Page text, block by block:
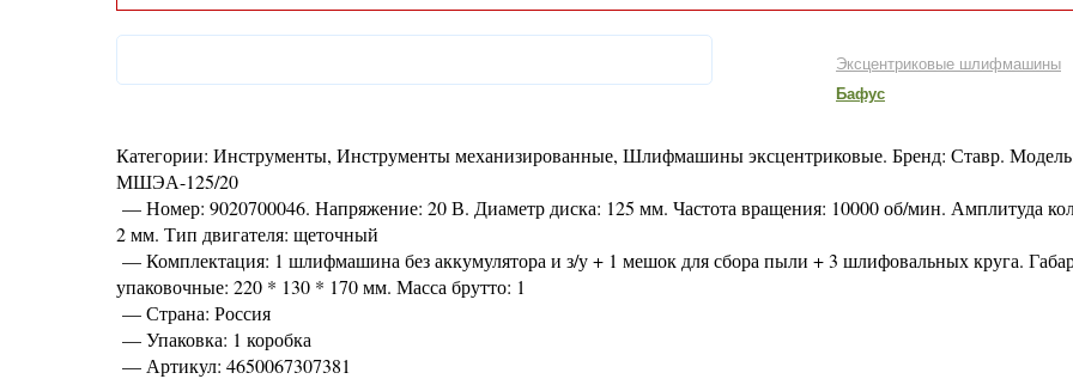
Эксцентриковые шлифмашины
Бафус
Категории: Инструменты, Инструменты механизированные, Шлифмашины эксцентриковые. Бренд: Ставр.
МШЭА-125/20
— Номер: 9020700046. Напряжение: 20 В. Диаметр диска: 125 мм. Частота вращения: 10000 об/мин. Амплитуда
2 мм. Тип двигателя: щеточный
— Комплектация: 1 шлифмашина без аккумулятора и з/у + 1 мешок для сбора пыли + 3 шлифовальных круга.
упаковочные: 220 * 130 * 170 мм. Масса брутто: 1
— Страна: Россия
— Упаковка: 1 коробка
— Артикул: 4650067307381